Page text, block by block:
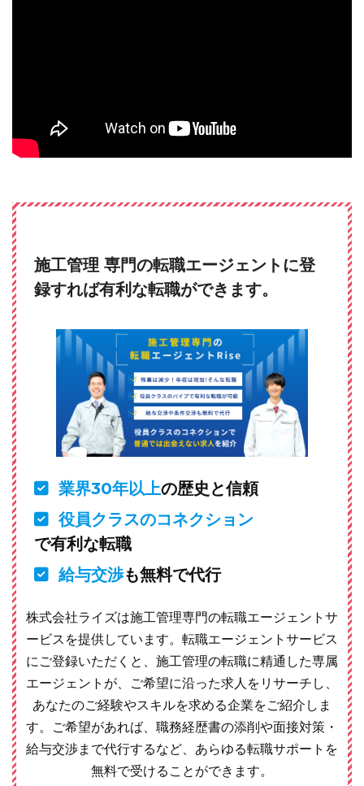
施工管理 専門の転職エージェントに登
録すれば有利な転職ができます。
業界30年以上の歴史と信頼
役員クラスのコネクション
で有利な転職
給与交渉も無料で代行
株式会社ライズは施工管理専門の転職エージェントサ
ービスを提供しています。転職エージェントサービス
にご登録いただくと、施工管理の転職に精通した専属
エージェントが、ご希望に沿った求人をリサーチし、
あなたのご経験やスキルを求める企業をご紹介しま
す。ご希望があれば、職務経歴書の添削や面接対策・
給与交渉まで代行するなど、あらゆる転職サポートを
無料で受けることができます。